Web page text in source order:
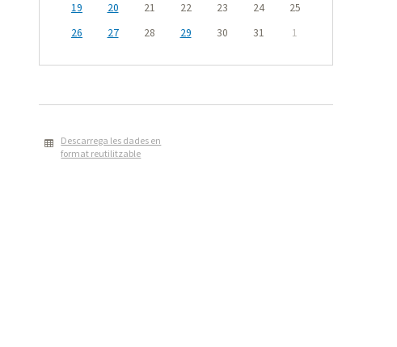
19
20 21 22 23 24
25
26
27 28 29 30 31 1
Descarrega les dades en
format reutilitzable